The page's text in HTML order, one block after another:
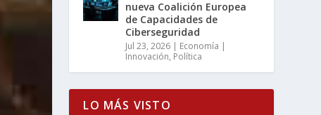
nueva Coalición Europea
de Capacidades de
Ciberseguridad
Jul 23, 2026 | Economía |
Innovación, Política
LO MÁS VISTO